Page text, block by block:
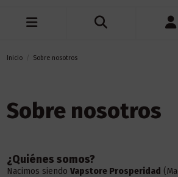
Inicio Sobre nosotros
Sobre nosotros
¿Quiénes somos?
Nacimos siendo Vapstore Prosperidad